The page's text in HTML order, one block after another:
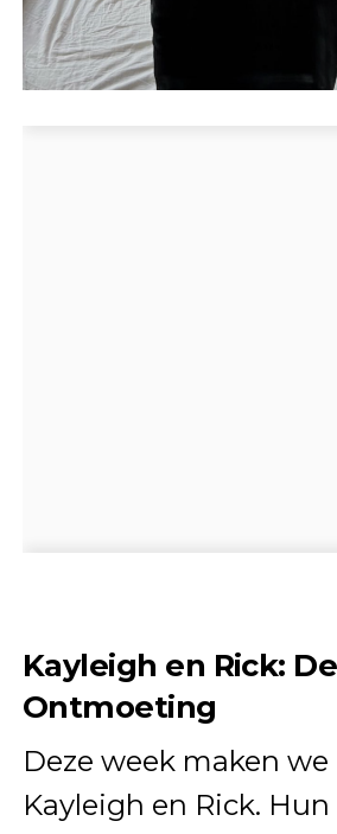
Kayleigh en Rick:
Ontmoeting
Deze week maken
Kayleigh en Rick.